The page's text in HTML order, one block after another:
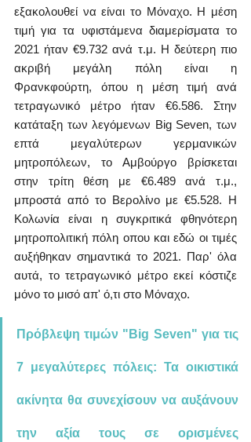
εξακολουθεί να είναι το Μόναχο. Η μέση
τιμή για τα υφιστάμενα διαμερίσματα το
2021 ήταν €9.732 ανά τ.μ. Η δεύτερη πιο
ακριβή μεγάλη πόλη είναι η
Φρανκφούρτη, όπου η μέση τιμή ανά
τετραγωνικό μέτρο ήταν €6.586. Στην
κατάταξη των λεγόμενων Big Seven, των
επτά μεγαλύτερων γερμανικών
μητροπόλεων, το Αμβούργο βρίσκεται
στην τρίτη θέση με €6.489 ανά τ.μ.,
μπροστά από το Βερολίνο με €5.528. Η
Κολωνία είναι η συγκριτικά φθηνότερη
μητροπολιτική πόλη οπου και εδώ οι τιμές
αυξήθηκαν σημαντικά το 2021. Παρ' όλα
αυτά, το τετραγωνικό μέτρο εκεί κόστιζε
μόνο το μισό απ' ό,τι στο Μόναχο.
Πρόβλεψη τιμών "Big Seven" για τις
7 μεγαλύτερες πόλεις: Τα οικιστικά
ακίνητα θα συνεχίσουν να αυξάνουν
την αξία τους σε ορισμένες